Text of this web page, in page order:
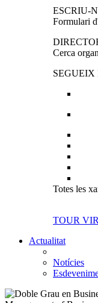
ESCRIU-
Formulari
Cerca
Totes les
TOUR
Actualitat
Notícies